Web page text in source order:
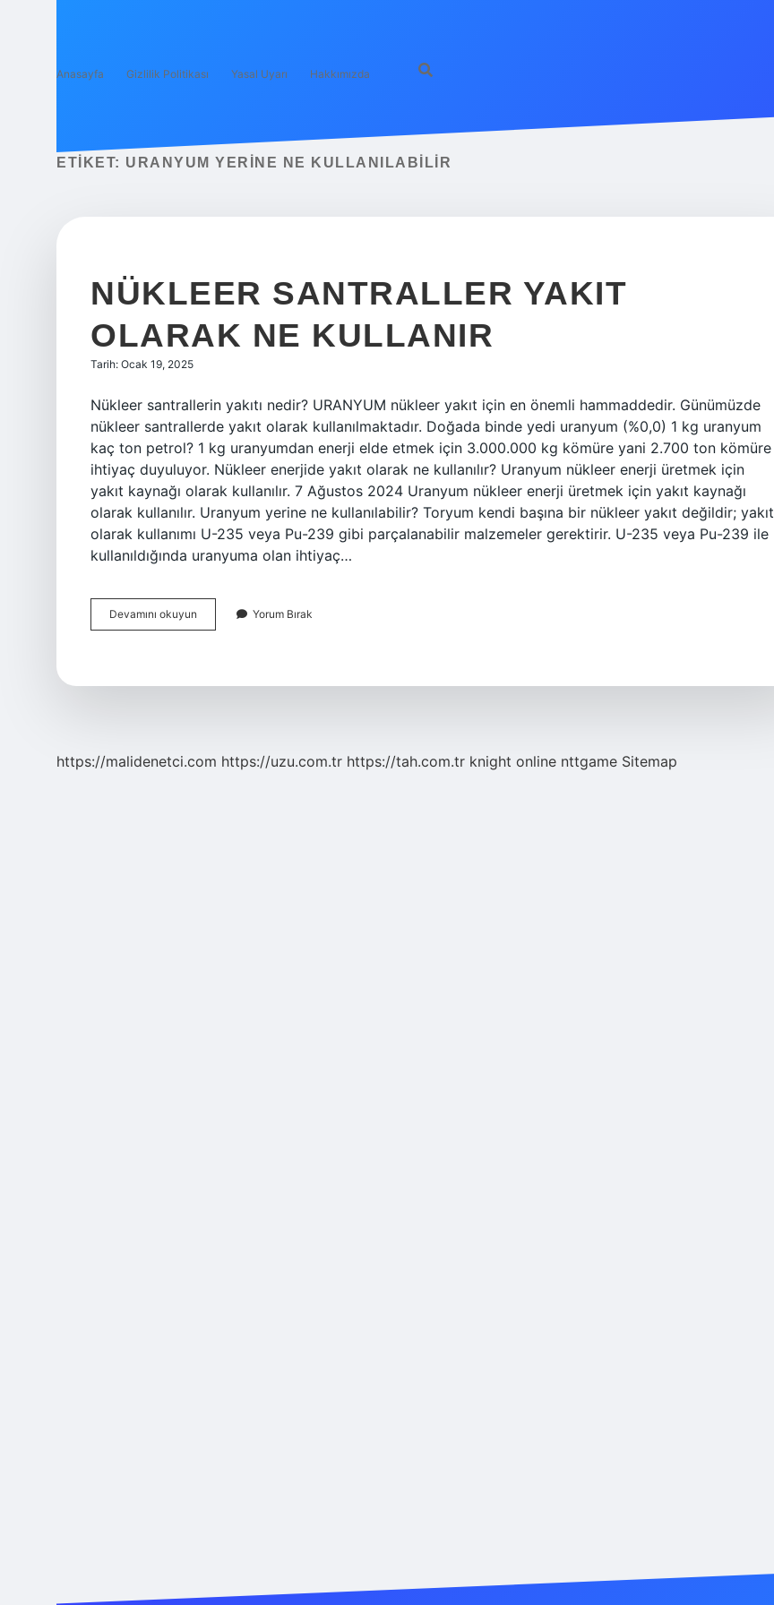
Anasayfa Gizlilik Politikası Yasal Uyarı Hakkımızda
ETIKET: URANYUM YERINE NE KULLANILABILIR
NÜKLEER SANTRALLER YAKIT
OLARAK NE KULLANIR
Tarih: Ocak 19, 2025
Nükleer santrallerin yakıtı nedir? URANYUM nükleer yakıt için en önemli hammaddedir. Günümüzde
nükleer santrallerde yakıt olarak kullanılmaktadır. Doğada binde yedi uranyum (%0,0) 1 kg uranyum
kaç ton petrol? 1 kg uranyumdan enerji elde etmek için 3.000.000 kg kömüre yani 2.700 ton kömüre
ihtiyaç duyuluyor. Nükleer enerjide yakıt olarak ne kullanılır? Uranyum nükleer enerji üretmek için
yakıt kaynağı olarak kullanılır. 7 Ağustos 2024 Uranyum nükleer enerji üretmek için yakıt kaynağı
olarak kullanılır. Uranyum yerine ne kullanılabilir? Toryum kendi başına bir nükleer yakıt değildir; yakıt
olarak kullanımı U-235 veya Pu-239 gibi parçalanabilir malzemeler gerektirir. U-235 veya Pu-239 ile
kullanıldığında uranyuma olan ihtiyaç…
Devamını okuyun
Santraller
Yorum Bırak
https://malidenetci.com https://uzu.com.tr https://tah.com.tr knight online nttgame Sitemap